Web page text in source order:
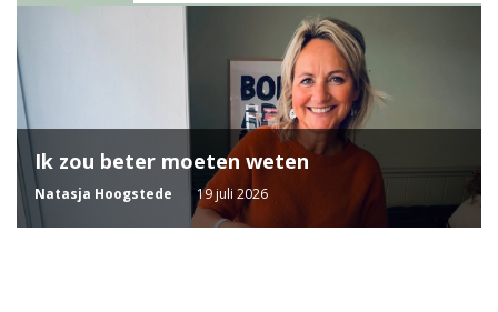
Ik zou beter moeten weten
Natasja Hoogstede 19 juli 2026